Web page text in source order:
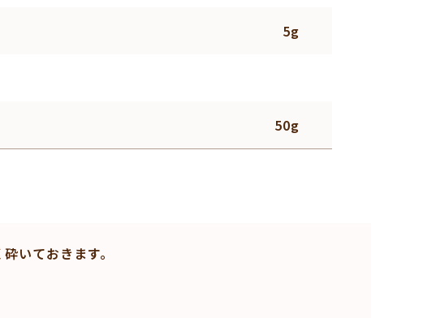
5g
50g
いておきます。